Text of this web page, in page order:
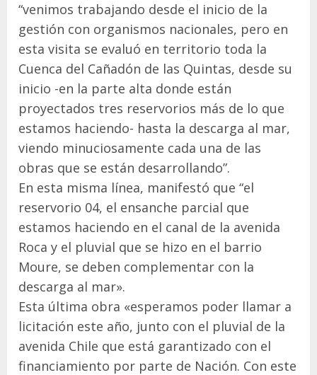
“venimos trabajando desde el inicio de la
gestión con organismos nacionales, pero en
esta visita se evaluó en territorio toda la
Cuenca del Cañadón de las Quintas, desde su
inicio -en la parte alta donde están
proyectados tres reservorios más de lo que
estamos haciendo- hasta la descarga al mar,
viendo minuciosamente cada una de las
obras que se están desarrollando”.
En esta misma línea, manifestó que “el
reservorio 04, el ensanche parcial que
estamos haciendo en el canal de la avenida
Roca y el pluvial que se hizo en el barrio
Moure, se deben complementar con la
descarga al mar».
Esta última obra «esperamos poder llamar a
licitación este año, junto con el pluvial de la
avenida Chile que está garantizado con el
financiamiento por parte de Nación. Con este